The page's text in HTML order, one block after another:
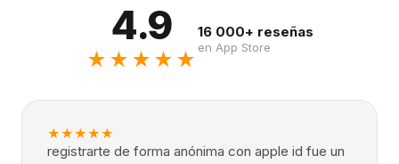
4.9
★★★★★
16 000+ reseñas
en App Store
★★★★★
registrarte de forma anónima con apple id fue un